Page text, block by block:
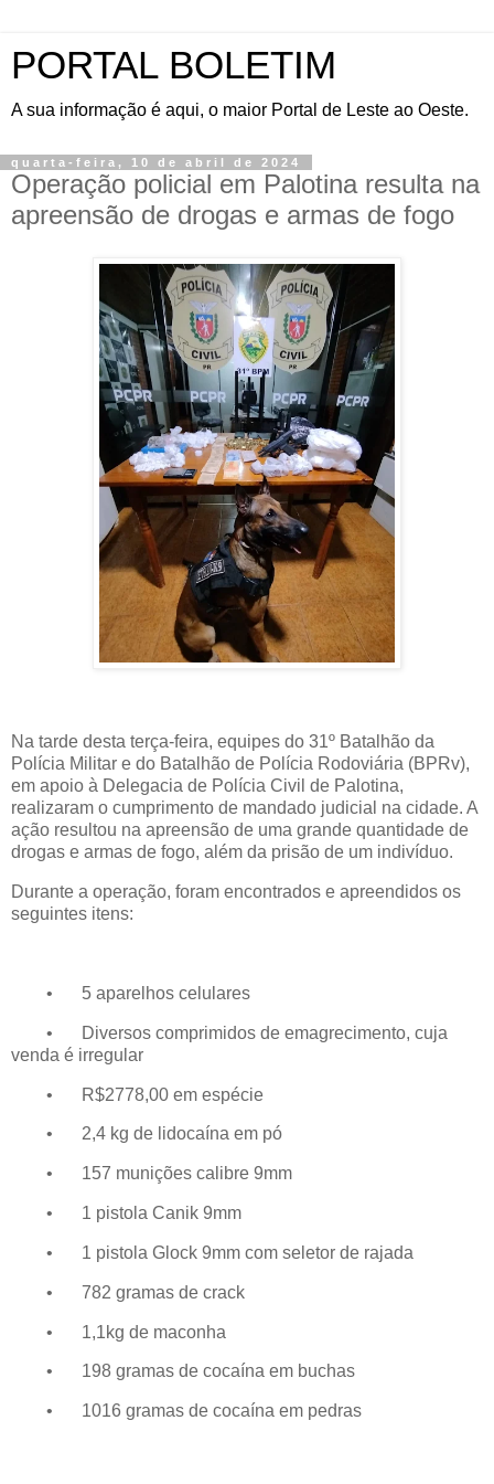
PORTAL BOLETIM
A sua informação é aqui, o maior Portal de Leste ao Oeste.
quarta-feira, 10 de abril de 2024
Operação policial em Palotina resulta na
apreensão de drogas e armas de fogo
Na tarde desta terça-feira, equipes do 31º Batalhão da
Polícia Militar e do Batalhão de Polícia Rodoviária (BPRv),
em apoio à Delegacia de Polícia Civil de Palotina,
realizaram o cumprimento de mandado judicial na cidade. A
ação resultou na apreensão de uma grande quantidade de
drogas e armas de fogo, além da prisão de um indivíduo.
Durante a operação, foram encontrados e apreendidos os
seguintes itens:
• 5 aparelhos celulares
•
Diversos comprimidos de emagrecimento, cuja
venda é irregular
• R$2778,00 em espécie
• 2,4 kg de lidocaína em pó
• 157 munições calibre 9mm
• 1 pistola Canik 9mm
• 1 pistola Glock 9mm com seletor de rajada
• 782 gramas de crack
• 1,1kg de maconha
• 198 gramas de cocaína em buchas
• 1016 gramas de cocaína em pedras